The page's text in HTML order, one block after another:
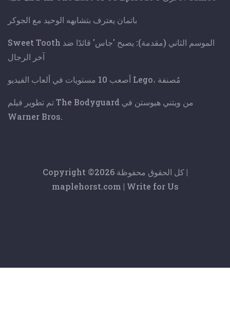
باتمان يعترف بتشابهه الوحيد مع الجوكر
Sweet Tooth الموسم الثاني (مقدمة): يصبح 'جاس' قائدًا ضد
آخر الرجال
أصعب 10 مستويات في ألعاب الفيديو Lego، مُصنفة
تم تطوير فيلم The Bodyguard من ويتني هيوستن في
Warner Bros.
Copyright ©
2026 كل الحقوق محفوظة |
maplehorst.com | Write for Us